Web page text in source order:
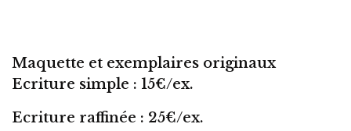
Maquette et exemplaires originaux
Ecriture simple : 15€/ex.
Ecriture raffinée : 25€/ex.